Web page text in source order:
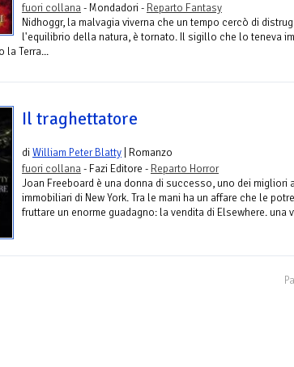
fuori collana- Mondadori - Reparto Fantasy
Nidhoggr, la malvagia viverna che un tempo cercò di
l'equilibrio della natura, è tornato. Il sigillo che lo teneva
la Terra...
Il traghettatore
diWilliam Peter Blatty | Romanzo
fuori collana- Fazi Editore - Reparto Horror
Joan Freeboard è una donna di successo, uno dei migliori
immobiliari di New York. Tra le mani ha un affare che le
fruttare un enorme guadagno: la vendita di Elsewhere. una